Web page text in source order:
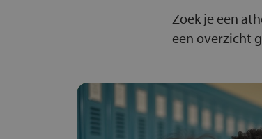
Zoek je een
een overzicht